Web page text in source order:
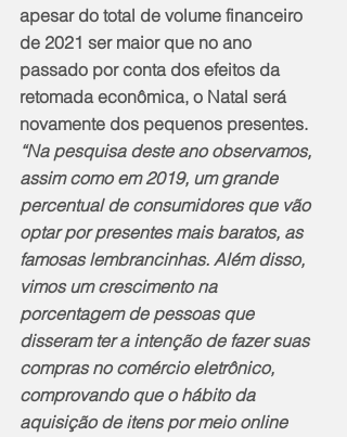
apesar do total de volume financeiro
de 2021 ser maior que no ano
passado por conta dos efeitos da
retomada econômica, o Natal será
novamente dos pequenos presentes.
“Na pesquisa deste ano observamos,
assim como em 2019, um grande
percentual de consumidores que vão
optar por presentes mais baratos, as
famosas lembrancinhas. Além disso,
vimos um crescimento na
porcentagem de pessoas que
disseram ter a intenção de fazer suas
compras no comércio eletrônico,
comprovando que o hábito da
aquisição de itens por meio online